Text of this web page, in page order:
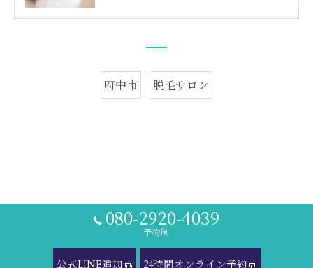
府中市 脱毛サロン
080-2920-4039
予約制
公式LINE追加 24時間オンライン予約